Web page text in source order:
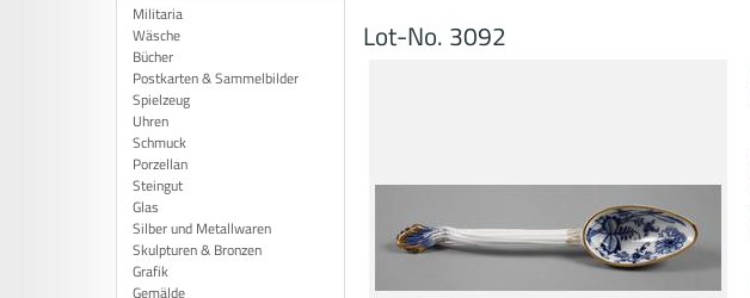
Militaria
Wäsche
Bücher
Postkarten & Sammelbilder
Spielzeug
Uhren
Schmuck
Porzellan
Steingut
Glas
Silber und Metallwaren
Skulpturen & Bronzen
Grafik
Gemälde
Lot-No. 3092